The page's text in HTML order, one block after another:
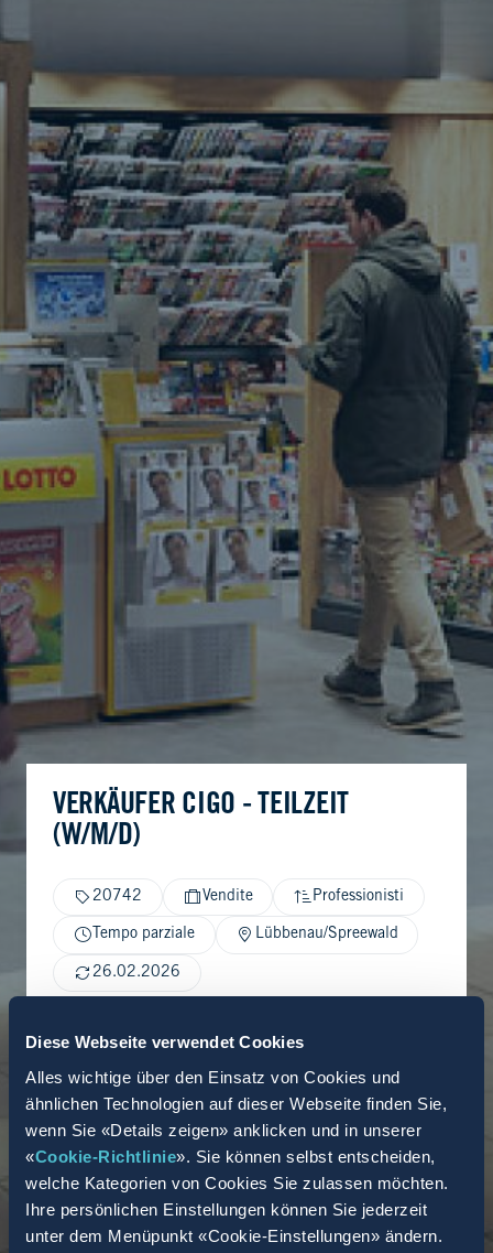
Diese Webseite verwendet Cookies
Alles wichtige über den Einsatz von Cookies und
ähnlichen Technologien auf dieser Webseite finden Sie,
wenn Sie «Details zeigen» anklicken und in unserer
«Cookie-Richtlinie». Sie können selbst entscheiden,
welche Kategorien von Cookies Sie zulassen möchten.
Ihre persönlichen Einstellungen können Sie jederzeit
unter dem Menüpunkt «Cookie-Einstellungen» ändern.
VERKÄUFER CIGO - TEILZEIT
(W/M/D)
20742 Vendite Professionisti
Tempo parziale Lübbenau/Spreewald
26.02.2026